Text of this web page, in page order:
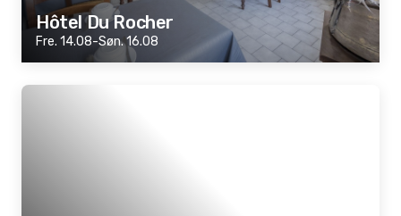
Hôtel Du Rocher
Fre. 14.08-Søn. 16.08